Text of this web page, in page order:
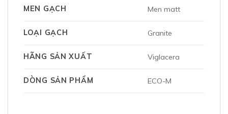
MEN GẠCH Men matt
LOẠI GẠCH Granite
HÃNG SẢN XUẤT Viglacera
DÒNG SẢN PHẨM ECO-M